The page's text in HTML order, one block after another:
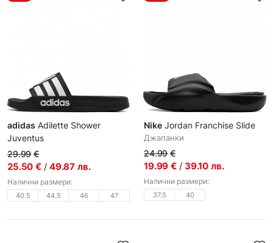
adidas Adilette Shower
Juventus
Мъжки джапанки
29.99 €
25.50 € / 49.87 лв.
Налични размери:
40.5 44.5 46 47
Nike Jordan Franchise Slide
Джапанки
24.99 €
19.99 € / 39.10 лв.
Налични размери:
37.5 40